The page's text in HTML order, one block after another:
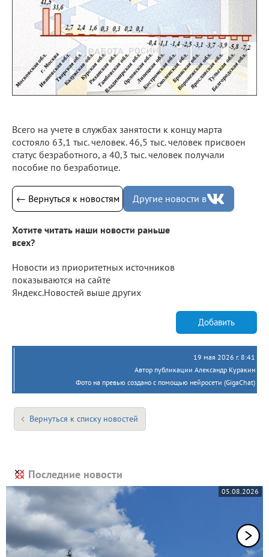
Всего на учете в службах занятости к концу марта
состояло 63,1 тыс. человек. 46,5 тыс. человек присвоен
статус безработного, а 40,3 тыс. человек получали
пособие по безработице.
← Вернуться к новостям Другие новости в
Хотите читать наши новости раньше
всех?
Новости из приоритетных источников
показываются на сайте
Яндекс.Новостей выше других
Добавить
19 мая 2026 г. 8:41
Автор публикации Александр Куракин
Фото на превью создано с помощью нейросети (GigaChat)
Вернуться к списку новостей
Последние новости
05.08.2026